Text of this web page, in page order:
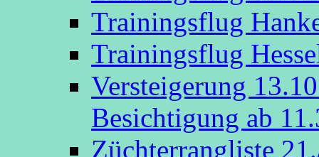
Trainingsflug
Trainingsflug
Versteigerung
Besichtigung ab
Züchterrangliste